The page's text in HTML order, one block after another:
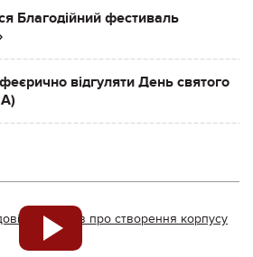
Благодійний фестиваль
відгуляти День святого